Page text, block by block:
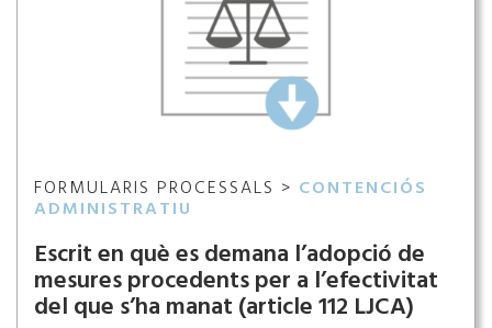
FORMULARIS PROCESSALS > CONTENCIÓS
ADMINISTRATIU
Escrit en què es demana l’adopció de
mesures procedents per a l’efectivitat
del que s’ha manat (article 112 LJCA)